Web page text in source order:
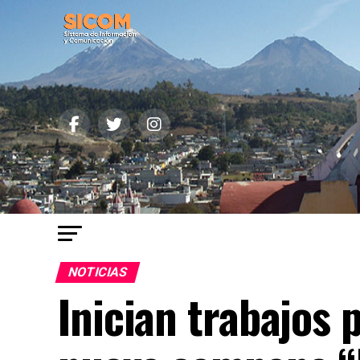
NOTICIAS
Inician trabajos